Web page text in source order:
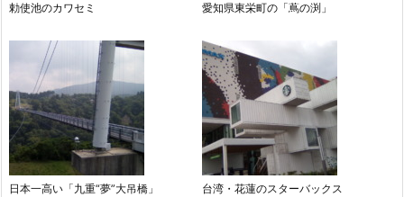
勅使池のカワセミ 愛知県東栄町の「蔦の渕」
日本一高い「九重“夢”大吊橋」 台湾・花蓮のスターバックス